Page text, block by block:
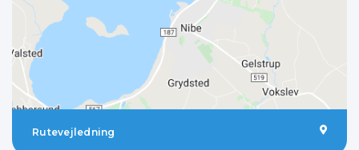
Rutevejledning